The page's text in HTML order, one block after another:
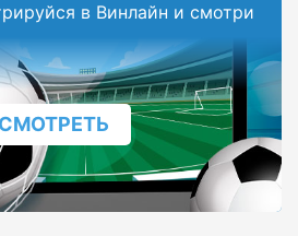
в Винлайн и смотри
СМОТРЕТЬ